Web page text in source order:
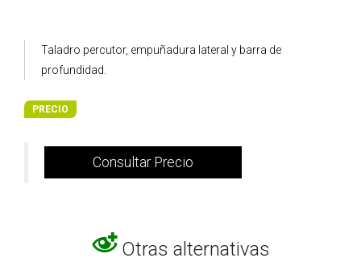
Taladro percutor, empuñadura lateral y barra de
profundidad.
PRECIO
Consultar Precio
Otras alternativas